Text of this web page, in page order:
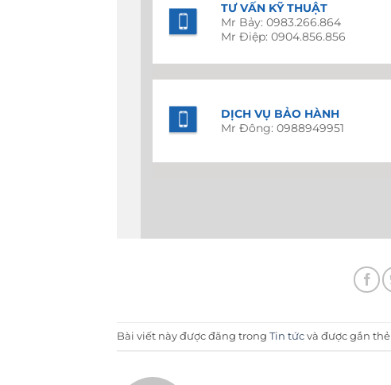
TƯ VẤN KỸ THUẬT
Mr Bảy: 0983.266.864
Mr Điệp: 0904.856.856
DỊCH VỤ BẢO HÀNH
Mr Đông: 0988949951
Bài viết này được đăng trong Tin tức và được gắn thẻ